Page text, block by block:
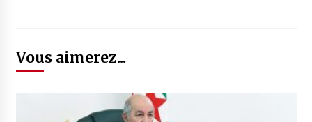
Vous aimerez...